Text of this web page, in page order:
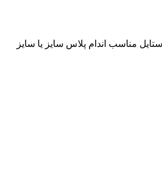
استایل مناسب اندام پلاس سایز یا سایز